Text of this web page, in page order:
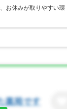
お休みが取りやすい環